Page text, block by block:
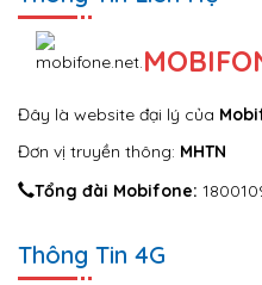
Đây là website đại lý của
Đơn vị truyền thông: MHTN
Tổng đài Mobifone:
Thông Tin 4G